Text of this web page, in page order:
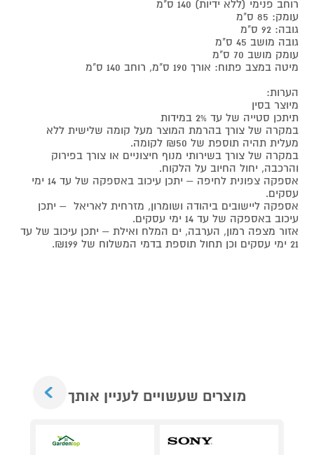
רוחב פנימי (ללא ידיות) 140 ס"מ
עומק: 85 ס"מ
גובה: 92 ס"מ
גובה מושב 45 ס"מ
עומק מושב 70 ס"מ
מיטה במצב פתוח: אורך 190 ס"מ, רוחב 140 ס"מ
הערות:
מיוצר בסין
תיתכן סטייה של עד 2% במידות
במקרה של צורך בהרמת המוצר מעל קומה שלישית ללא
מעלית תהיה תוספת של ₪50 לקומה.
במקרה של צורך בשירותי מנוף חיצוניים או צורך בפירוק
והרכבה, יחול החיוב על הלקוח.
אספקה צפונית לחיפה – יתכן עיכוב באספקה של עד 14 ימי
עסקים.
אספקה ליישובים ביהודה ושומרון, מזרחית לאריאל – יתכן
עיכוב באספקה של עד 14 ימי עסקים.
אזור מצפה רמון, הערבה, ים המלח ואילת – יתכן עיכוב של עד
21 ימי עסקים וכן תחול תוספת בדמי המשלוח של ₪199.
מוצרים שעשויים לעניין אותך